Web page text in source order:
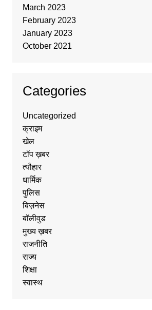
March 2023
February 2023
January 2023
October 2021
Categories
Uncategorized
क्राइम
खेल
टॉप ख़बर
त्यौहार
धार्मिक
पुलिस
बिज़नेस
बॉलीवुड
मुख्य ख़बर
राजनीति
राज्य
शिक्षा
स्वास्थ